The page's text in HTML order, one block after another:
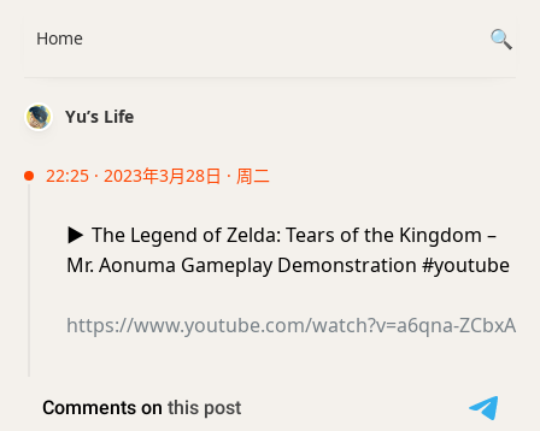
Yu’s Life
22:25 · 2023年3月28日 · 周二
▶️ The Legend of Zelda: Tears of the Kingdom –
Mr. Aonuma Gameplay Demonstration #youtube
https://www.youtube.com/watch?v=a6qna-ZCbxA
Home